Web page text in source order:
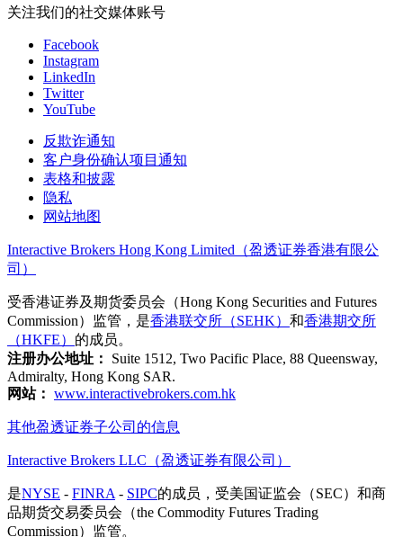
关注我们的社交媒体账号
Facebook
Instagram
LinkedIn
Twitter
YouTube
反欺诈通知
客户身份确认项目通知
表格和披露
隐私
网站地图
Interactive Brokers Hong Kong Limited（盈透证券香港有限公
司）
受香港证券及期货委员会（Hong Kong Securities and Futures
Commission）监管，是香港联交所（SEHK） 和香港期交所
（HKFE） 的成员。
注册办公地址：
Suite 1512, Two Pacific Place, 88 Queensway,
Admiralty, Hong Kong SAR.
网站： www.interactivebrokers.com.hk
其他盈透证券子公司的信息
Interactive Brokers LLC（盈透证券有限公司）
是NYSE - FINRA - SIPC的成员，受美国证监会（SEC）和商
品期货交易委员会（the Commodity Futures Trading
Commission）监管。